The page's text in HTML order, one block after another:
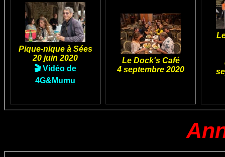
Pique-nique à Sées
20 juin 2020
🎬 Vidéo de
4G&Mumu
Le Dock's Café
4 septembre 2020